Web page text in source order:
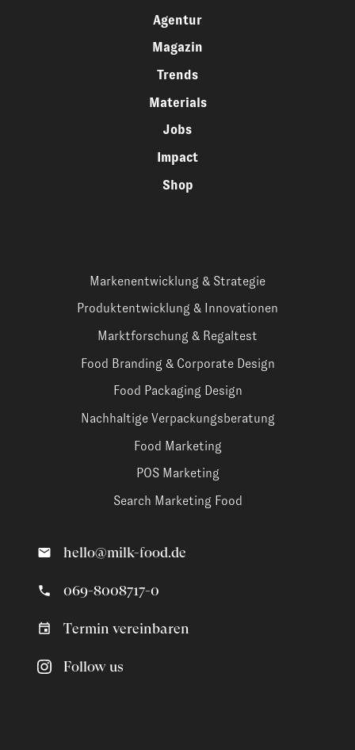
Agentur
Magazin
Trends
Materials
Jobs
Impact
Shop
Markenentwicklung & Strategie
Produktentwicklung & Innovationen
Marktforschung & Regaltest
Food Branding & Corporate Design
Food Packaging Design
Nachhaltige Verpackungsberatung
Food Marketing
POS Marketing
Search Marketing Food
hello@milk-food.de
069-8008717-0
Termin vereinbaren
Follow us